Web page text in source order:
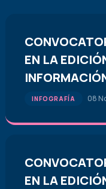
EN LA
INFOGRAFÍA 08
EN LA